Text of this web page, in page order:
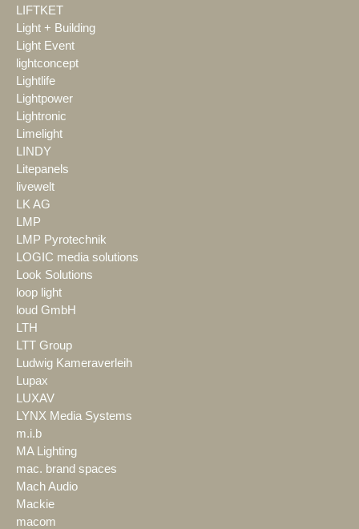
LIFTKET
Light + Building
Light Event
lightconcept
Lightlife
Lightpower
Lightronic
Limelight
LINDY
Litepanels
livewelt
LK AG
LMP
LMP Pyrotechnik
LOGIC media solutions
Look Solutions
loop light
loud GmbH
LTH
LTT Group
Ludwig Kameraverleih
Lupax
LUXAV
LYNX Media Systems
m.i.b
MA Lighting
mac. brand spaces
Mach Audio
Mackie
macom